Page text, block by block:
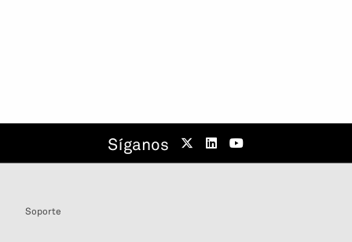
Síganos
Soporte